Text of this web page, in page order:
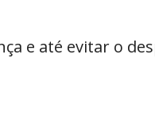
e até evitar o